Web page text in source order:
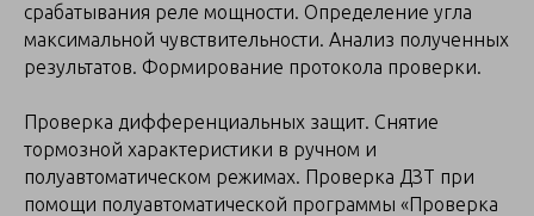
срабатывания реле мощности. Определение угла
максимальной чувствительности. Анализ полученных
результатов. Формирование протокола проверки.
Проверка дифференциальных защит. Снятие
тормозной характеристики в ручном и
полуавтоматическом режимах. Проверка ДЗТ при
помощи полуавтоматической программы «Проверка